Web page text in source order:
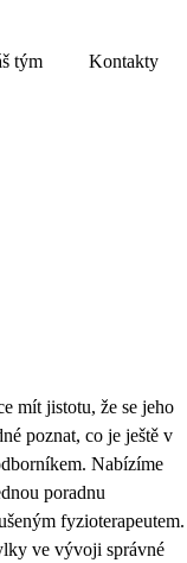
tým Kontakty
mít jistotu, že se jeho
poznat, co je ještě v
Nabízíme
poradnu
fyzioterapeutem.
ve vývoji správné